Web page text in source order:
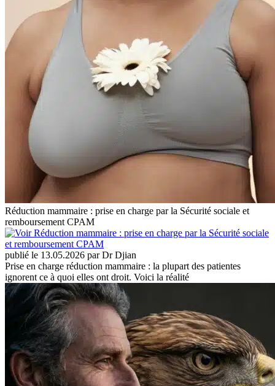
Réduction mammaire : prise en charge par la Sécurité sociale et
remboursement CPAM
publié le 13.05.2026 par Dr Djian
Prise en charge réduction mammaire : la plupart des patientes
ignorent ce à quoi elles ont droit. Voici la réalité